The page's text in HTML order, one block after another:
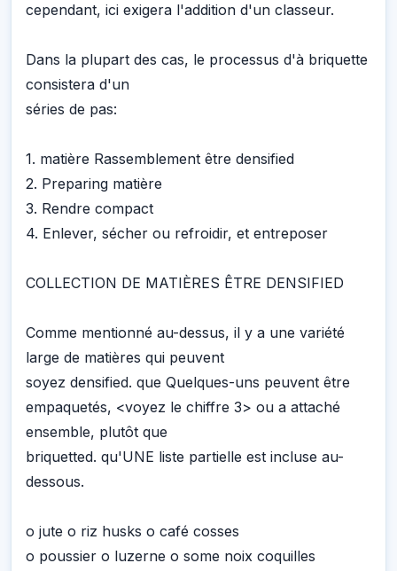
cependant, ici exigera l'addition d'un classeur.
Dans la plupart des cas, le processus d'à briquette
consistera d'un
séries de pas:
1. matière Rassemblement être densified
2. Preparing matière
3. Rendre compact
4. Enlever, sécher ou refroidir, et entreposer
COLLECTION DE MATIÈRES ÊTRE DENSIFIED
Comme mentionné au-dessus, il y a une variété
large de matières qui peuvent
soyez densified. que Quelques-uns peuvent être
empaquetés, <voyez le chiffre 3> ou a attaché
ensemble, plutôt que
briquetted. qu'UNE liste partielle est incluse au-
dessous.
o jute o riz husks o café cosses
o poussier o luzerne o some noix coquilles